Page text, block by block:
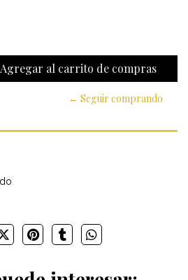
← Seguir comprando